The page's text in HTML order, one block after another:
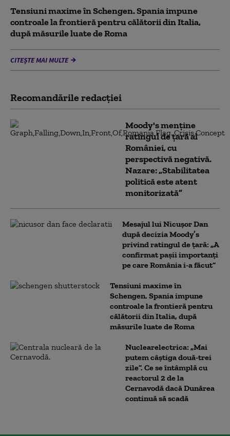
Tensiuni maxime în Schengen. Spania impune
controale la frontieră pentru călătorii din Italia,
după măsurile luate de Roma
CITEȘTE MAI MULTE
Recomandările redacţiei
Moody's menține
ratingul de țară al
României, cu
perspectivă negativă.
Nazare: „Stabilitatea
politică este atent
monitorizată”
Mesajul lui Nicușor Dan
după decizia Moody’s
privind ratingul de țară: „A
confirmat pașii importanți
pe care România i-a făcut”
Tensiuni maxime în
Schengen. Spania impune
controale la frontieră pentru
călătorii din Italia, după
măsurile luate de Roma
Nuclearelectrica: „Mai
putem câștiga două-trei
zile”. Ce se întâmplă cu
reactorul 2 de la
Cernavodă dacă Dunărea
continuă să scadă